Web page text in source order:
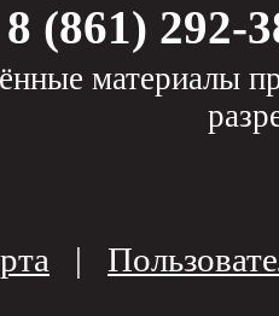
8 (861) 292-
материалы
|